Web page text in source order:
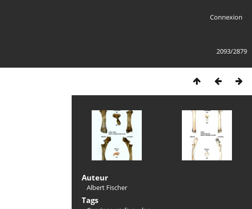
Connexion
2093/2879
Auteur
Albert Fischer
Tags